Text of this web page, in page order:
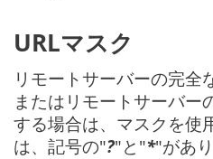
URLマスク
リモートサーバーの完全
またはリモートサーバー
する場合は、マスクを使
は、記号の"?"と"*"があり